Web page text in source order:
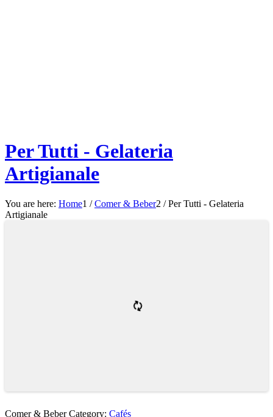
Per Tutti - Gelateria
Artigianale
You are here: Home1 / Comer & Beber2 / Per Tutti - Gelateria
Artigianale
Comer & Beber Category: Cafés